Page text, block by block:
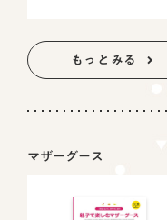
もっとみる
マザーグース